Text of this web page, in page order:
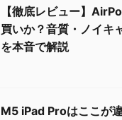
【徹底レビュー】
買いか？音質・ノイキ
を本音で解説
M5 iPad Proはここが